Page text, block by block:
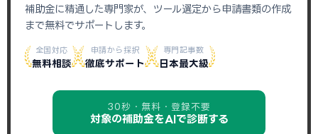
補助金に精通した専門家が、ツール選定から申請書類の作成
まで無料でサポートします。
全国対応
無料相談
申請から採択
徹底サポート
専門記事数
日本最大級
30秒・無料・登録不要
対象の補助金をAIで診断する